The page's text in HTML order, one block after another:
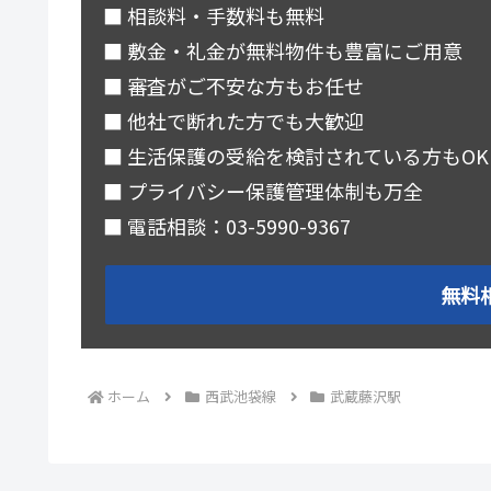
■ 相談料・手数料も無料
■ 敷金・礼金が無料物件も豊富にご用意
■ 審査がご不安な方もお任せ
■ 他社で断れた方でも大歓迎
■ 生活保護の受給を検討されている方もOK
■ プライバシー保護管理体制も万全
■ 電話相談：03-5990-9367
無料
ホーム 西武池袋線 武蔵藤沢駅